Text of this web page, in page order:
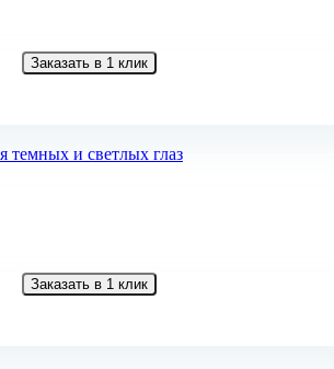
Заказать в 1 клик
Заказать в 1 клик